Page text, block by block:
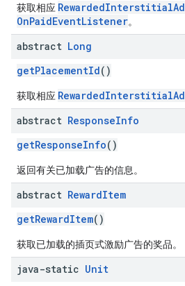
获取相应 RewardedInterstitialAd
OnPaidEventListener。
abstract Long
getPlacementId()
获取相应 RewardedInterstitialAd
abstract ResponseInfo
getResponseInfo()
返回有关已加载广告的信息。
abstract RewardItem
getRewardItem()
获取已加载的插页式激励广告的奖品。
java-static Unit